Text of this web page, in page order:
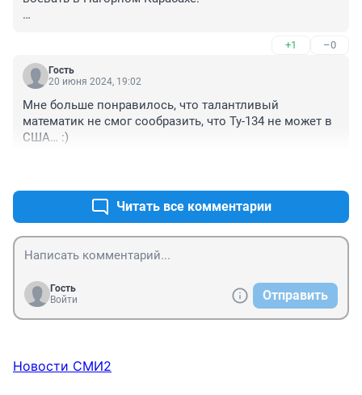
если попался - громко жалобно визжать и всё
отрицать.
+1 –0
Гость
20 июня 2024, 19:02
Мне больше понравилось, что талантливый
математик не смог сообразить, что Ту-134 не может в
США… :)
Читать все комментарии
Гость
Войти
Отправить
Новости СМИ2